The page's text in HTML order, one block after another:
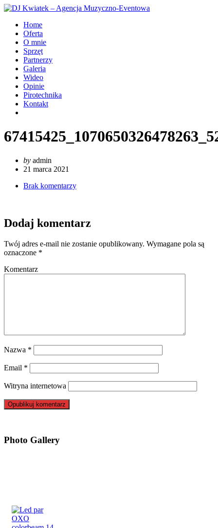
Home
Oferta
O mnie
Sprzęt
Partnerzy
Galeria
Wideo
Opinie
Pirotechnika
Kontakt
by admin
21 marca 2021
Brak komentarzy
Dodaj komentarz
Twój adres e-mail nie zostanie opublikowany. Wymagane pola są
oznaczone *
Komentarz
Nazwa *
Email *
Witryna internetowa
Photo Gallery